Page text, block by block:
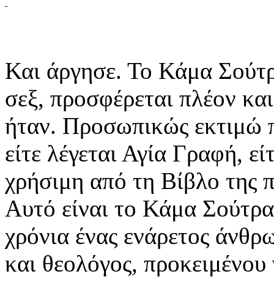
Και άργησε. Το Κάμα
σεξ, προσφέρεται πλέον
ήταν. Προσωπικώς εκτιμώ
είτε λέγεται Αγία Γραφή,
χρήσιμη από τη Βίβλο της
Αυτό είναι το Κάμα
χρόνια ένας ενάρετος
και θεολόγος,